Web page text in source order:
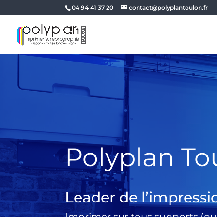
04 94 41 37 20 contact@polyplantoulon.fr
Polyplan
Leader de